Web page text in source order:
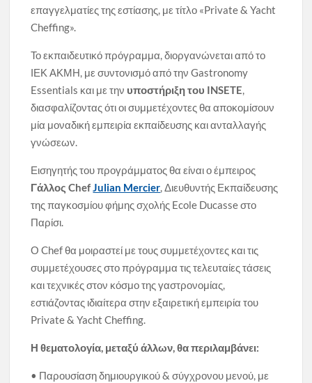
επαγγελματίες της εστίασης, με τίτλο «Private & Yacht
Cheffing».
Το εκπαιδευτικό πρόγραμμα, διοργανώνεται από το
ΙΕΚ ΑΚΜΗ, με συντονισμό από την Gastronomy
Essentials και με την υποστήριξη του INSETE,
διασφαλίζοντας ότι οι συμμετέχοντες θα αποκομίσουν
μία μοναδική εμπειρία εκπαίδευσης και ανταλλαγής
γνώσεων.
Εισηγητής του προγράμματος θα είναι ο έμπειρος
Γάλλος ChefJulian Mercier, Διευθυντής Εκπαίδευσης
της παγκοσμίου φήμης σχολής Ecole Ducasse στο
Παρίσι.
Ο Chef θα μοιραστεί με τους συμμετέχοντες και τις
συμμετέχουσες στο πρόγραμμα τις τελευταίες τάσεις
και τεχνικές στον κόσμο της γαστρονομίας,
εστιάζοντας ιδιαίτερα στην εξαιρετική εμπειρία του
Private & Yacht Cheffing.
Η θεματολογία, μεταξύ άλλων, θα περιλαμβάνει:
• Παρουσίαση δημιουργικού & σύγχρονου μενού, με